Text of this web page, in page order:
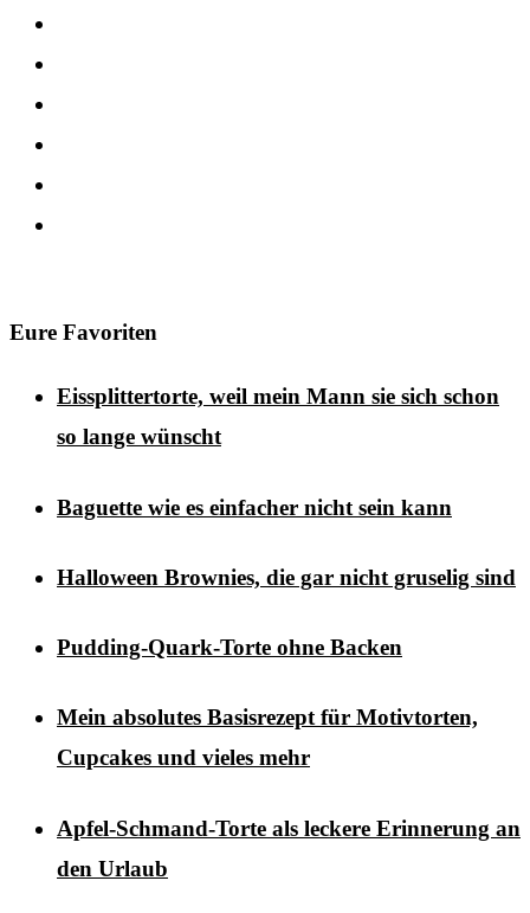
Eure Favoriten
Eissplittertorte, weil mein Mann sie sich schon
so lange wünscht
Baguette wie es einfacher nicht sein kann
Halloween Brownies, die gar nicht gruselig sind
Pudding-Quark-Torte ohne Backen
Mein absolutes Basisrezept für Motivtorten,
Cupcakes und vieles mehr
Apfel-Schmand-Torte als leckere Erinnerung an
den Urlaub